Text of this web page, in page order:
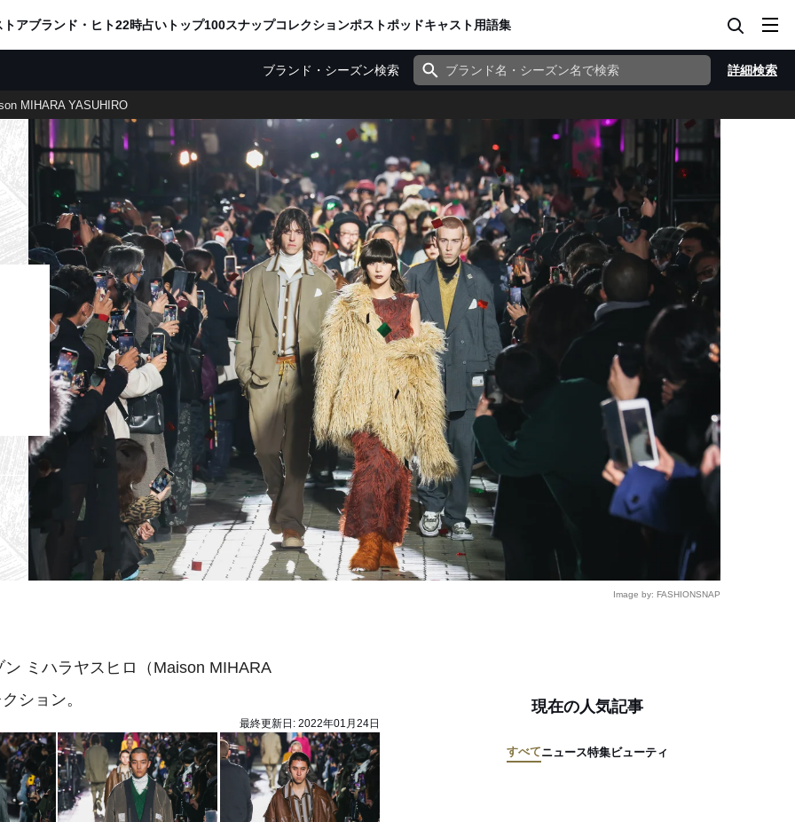
トアブランド・ヒト22時占い トップ100スナップコレクションポストポッドキャスト用語集
ブランド・シーズン検索 詳細検索
MIHARA YASUHIRO
Image by: FASHIONSNAP
ミハラヤスヒロ（Maison MIHARA
ション。
最終更新日: 2022年01月24日
現在の人気記事
すべてニュース特集ビューティ